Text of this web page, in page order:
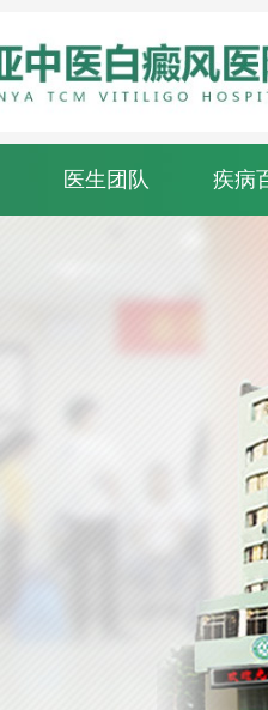
医生团队 疾病